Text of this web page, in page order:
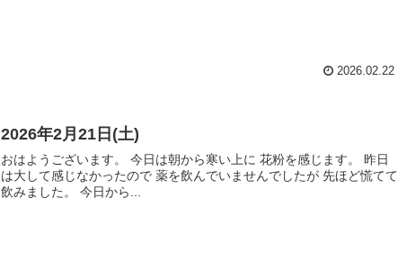
2026.02.22
2026年2月21日(土)
おはようございます。 今日は朝から寒い上に 花粉を感じます。 昨日
は大して感じなかったので 薬を飲んでいませんでしたが 先ほど慌てて
飲みました。 今日から...